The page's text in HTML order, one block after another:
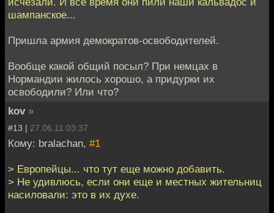
шампанское...
Пришла армия демократов-освободителей.
Вообще какой общий посыл? При немцах в
Нормандии жилось хорошо, а придурки их
освободили? Или что?
kov »
#13 | 27.06.11 03:37
Кому: bralachan, #1
> Европейцы... что тут еще можно добавить.
> Не удивлюсь, если они еще и местных жительниц
насиловали: это в их духе.